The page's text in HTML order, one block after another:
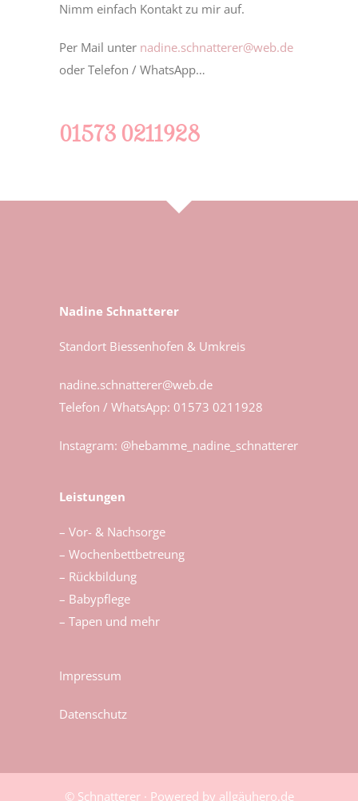
Nimm einfach Kontakt zu mir auf.
Per Mail unter nadine.schnatterer@web.de
oder Telefon / WhatsApp…
01573 0211928
Nadine Schnatterer
Standort Biessenhofen & Umkreis
nadine.schnatterer@web.de
Telefon / WhatsApp: 01573 0211928
Instagram: @hebamme_nadine_schnatterer
Leistungen
– Vor- & Nachsorge
– Wochenbettbetreung
– Rückbildung
– Babypflege
– Tapen und mehr
Impressum
Datenschutz
© Schnatterer · Powered by allgäuhero.de